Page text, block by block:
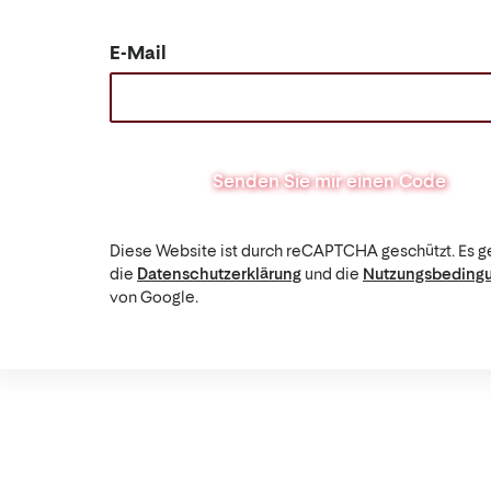
E-Mail
Senden Sie mir einen Code
Diese Website ist durch reCAPTCHA geschützt. Es
die Datenschutzerklärung und die
von Google.